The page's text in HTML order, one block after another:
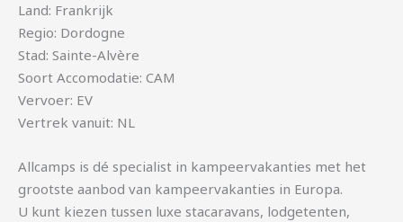
Land: Frankrijk
Regio: Dordogne
Stad: Sainte-Alvère
Soort Accomodatie: CAM
Vervoer: EV
Vertrek vanuit: NL
Allcamps is dé specialist in kampeervakanties met het
grootste aanbod van kampeervakanties in Europa.
U kunt kiezen tussen luxe stacaravans, lodgetenten,